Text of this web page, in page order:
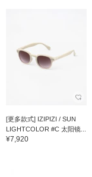
[更多款式] IZIPIZI / SUN
LIGHTCOLOR #C 太阳镜...
¥7,920